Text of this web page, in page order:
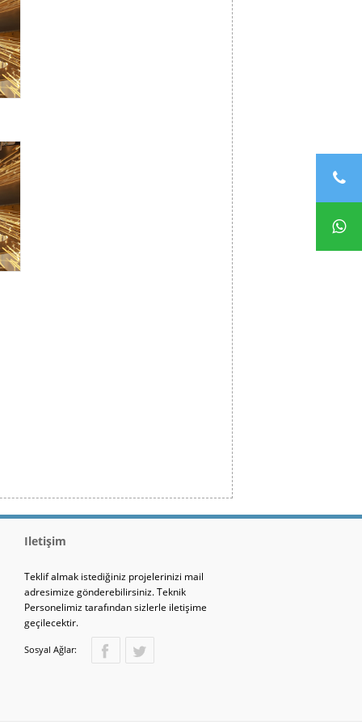
İletişim
Teklif almak istediğiniz projelerinizi mail
adresimize gönderebilirsiniz. Teknik
Personelimiz tarafından sizlerle iletişime
geçilecektir.
Sosyal Ağlar: